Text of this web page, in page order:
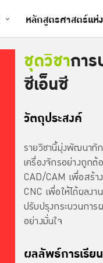
หลักสูตรศาสตร์แห่
ชุดวิชาการ
ซีเอ็นซี
วัตถุประสงค์
รายวิชานี้มุ่งพัฒนาทัก
เครื่องจักรอย่างถูกต้
CAD/CAM เพื่อสร้า
CNC เพื่อให้ได้ผลง
ปรับปรุงกระบวนการ
อย่างมั่นใจ
ผลลัพธ์การเรีย